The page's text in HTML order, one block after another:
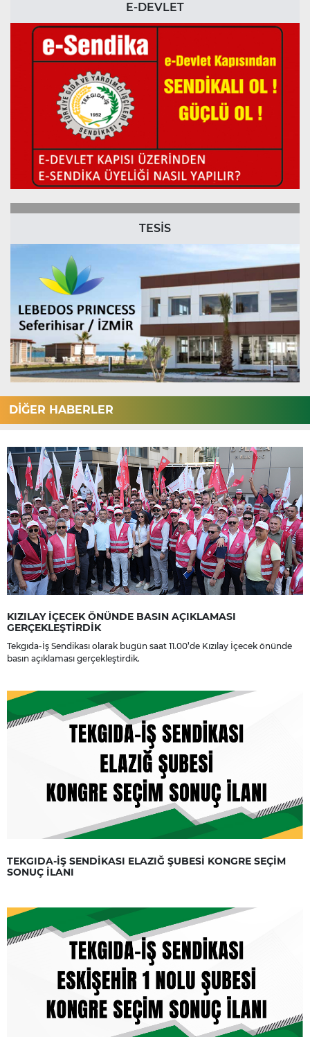
E-DEVLET
TESİS
DİĞER HABERLER
KIZILAY İÇECEK ÖNÜNDE BASIN AÇIKLAMASI
GERÇEKLEŞTİRDİK
Tekgıda-İş Sendikası olarak bugün saat 11.00’de Kızılay İçecek önünde
basın açıklaması gerçekleştirdik.
TEKGIDA-İŞ SENDİKASI ELAZIĞ ŞUBESİ KONGRE SEÇİM
SONUÇ İLANI